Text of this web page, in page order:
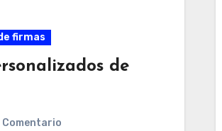
firmas
de
Comentario